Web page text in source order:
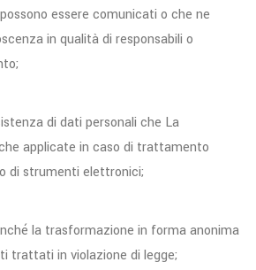
essere comunicati o che ne
in qualità di responsabili o
di dati personali che La
applicate in caso di trattamento
di strumenti elettronici;
la trasformazione in forma anonima
trattati in violazione di legge;